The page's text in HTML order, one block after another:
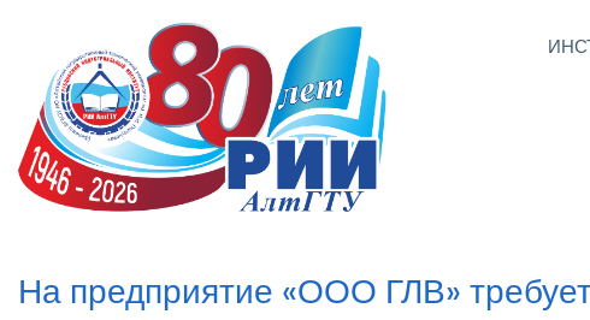
основному
содержанию
Main
На предприятие «ООО ГЛВ»